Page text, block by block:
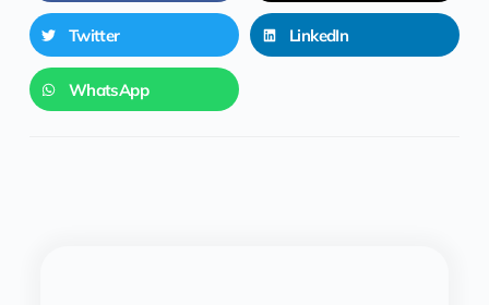
Twitter LinkedIn
WhatsApp